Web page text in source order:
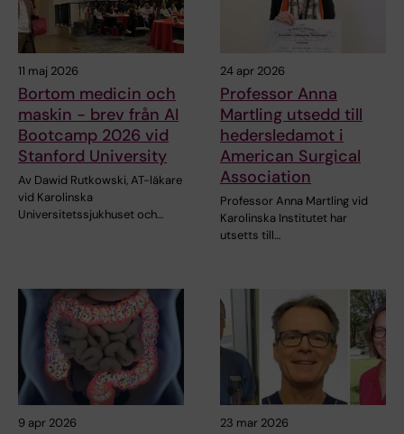
11 maj 2026
Bortom medicin och
maskin - brev från AI
Bootcamp 2026 vid
Stanford University
Av Dawid Rutkowski, AT-läkare
vid Karolinska
Universitetssjukhuset och…
24 apr 2026
Professor Anna
Martling utsedd till
hedersledamot i
American Surgical
Association
Professor Anna Martling vid
Karolinska Institutet har
utsetts till…
9 apr 2026 23 mar 2026